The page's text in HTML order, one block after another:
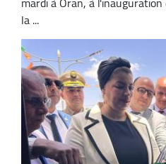
la ...